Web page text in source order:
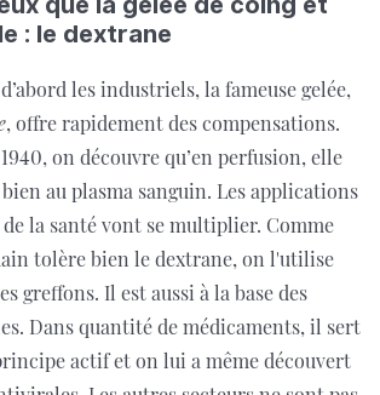
: le dextrane
les industriels, la fameuse gelée,
, offre rapidement des compensations.
on découvre qu’en perfusion, elle
au plasma sanguin. Les applications
la santé vont se multiplier. Comme
tolère bien le dextrane, on l'utilise
greffons. Il est aussi à la base des
Dans quantité de médicaments, il sert
actif et on lui a même découvert